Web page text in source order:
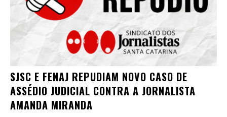
SJSC E FENAJ REPUDIAM NOVO CASO DE
ASSÉDIO JUDICIAL CONTRA A JORNALISTA
AMANDA MIRANDA